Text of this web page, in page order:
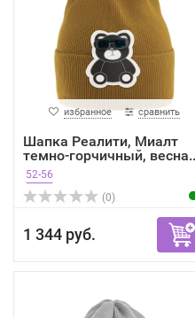
избранное сравнить
Шапка Реалити, Миалт
темно-горчичный,
52-56
(0)
1 344 руб.